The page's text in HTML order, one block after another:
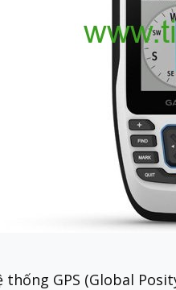
thống GPS (Global